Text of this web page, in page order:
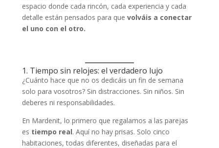
espacio donde cada rincón, cada experiencia y cada
detalle están pensados para que volváis a conectar
el uno con el otro.
1. Tiempo sin relojes: el verdadero lujo
¿Cuánto hace que no os dedicáis un fin de semana
solo para vosotros? Sin distracciones. Sin niños. Sin
deberes ni responsabilidades.
En Mardenit, lo primero que regalamos a las parejas
es tiempo real. Aquí no hay prisas. Solo cinco
habitaciones, todas diferentes, diseñadas para el